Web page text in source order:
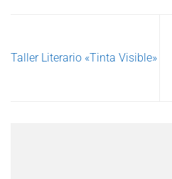
Taller Literario «Tinta Visible»